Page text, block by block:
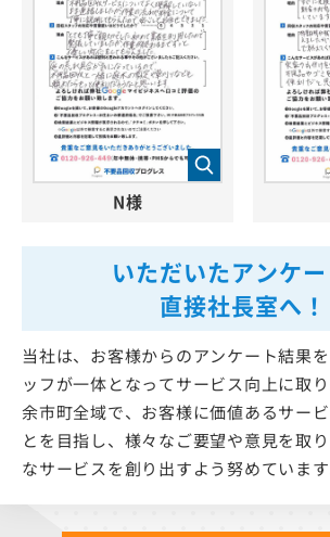
いただいたアンケ
直接社長室へ！
当社は、お客様からのアンケート結果を
ッフが一体となってサービス向上に取り
余市町全域で、お客様に価値あるサー
とを目指し、様々なご要望や意見を取
なサービスを創り出すよう努めています
N様